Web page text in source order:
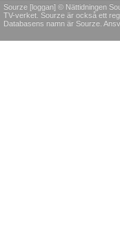
Sourze [loggan] © Nättidningen
TV-verket. Sourze är också ett
Databasens namn är Sourze.